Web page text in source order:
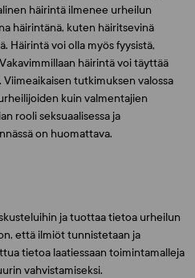
häirintä ilmenee urheilun
häirintänä, kuten häiritsevinä
Häirintä voi olla myös fyysistä,
häirintä voi täyttää
tutkimuksen valossa
kuin valmentajien
rooli seksuaalisessa ja
on huomattava.
ja tuottaa tietoa urheilun
että ilmiöt tunnistetaan ja
tietoa laatiessaan toimintamalleja
vahvistamiseksi.